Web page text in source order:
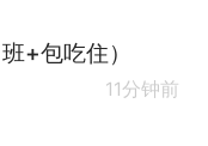
+包吃住）
11分钟前